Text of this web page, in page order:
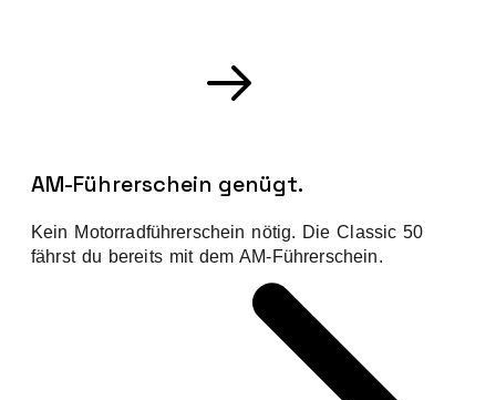
AM-Führerschein genügt.
Kein Motorradführerschein nötig. Die Classic 50
fährst du bereits mit dem AM-Führerschein.